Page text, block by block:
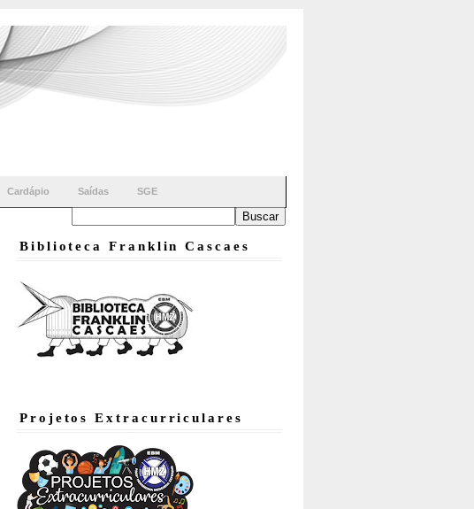
Cardápio Saídas SGE
Biblioteca Franklin Cascaes
Projetos Extracurriculares